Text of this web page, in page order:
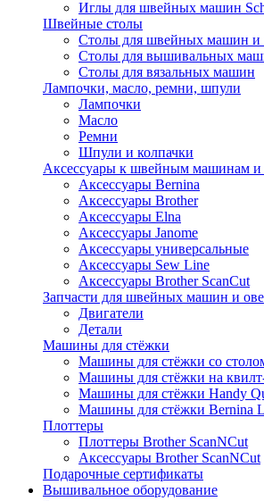
Иглы для швейных машин
Швейные столы
Столы для швейных машин и
Столы для вышивальных
Столы для вязальных машин
Лампочки, масло, ремни, шпули
Лампочки
Масло
Ремни
Шпули и колпачки
Аксессуары к швейным машинам и
Аксессуары Bernina
Аксессуары Brother
Аксессуары Elna
Аксессуары Janome
Аксессуары универсальные
Аксессуары Sew Line
Аксессуары Brother ScanCut
Запчасти для швейных машин и
Двигатели
Детали
Машины для стёжки
Машины для стёжки со
Машины для стёжки на
Машины для стёжки Handy
Машины для стёжки Bernina
Плоттеры
Плоттеры Brother ScanNCut
Аксессуары Brother ScanNCut
Подарочные сертификаты
Вышивальное оборудование